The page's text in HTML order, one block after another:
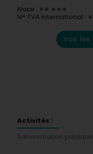
Nace : ∗∗.∗∗∗
N° TVA international
Voir
Activités :
Administration publique